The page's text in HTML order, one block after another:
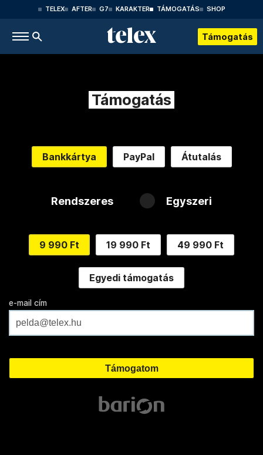
TELEX AFTER G7 KARAKTER TÁMOGATÁS SHOP
Támogatás
Támogatás
Bankkártya PayPal Átutalás
Rendszeres Egyszeri
9 990 Ft 19 990 Ft 49 990 Ft
Egyedi támogatás
e-mail cím